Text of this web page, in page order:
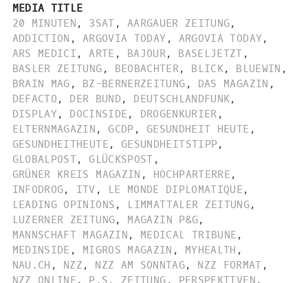
MEDIA TITLE
20 MINUTEN , 3SAT , AARGAUER ZEITUNG,
ADDICTION , ARGOVIA TODAY , ARGOVIA TODAY,
ARS MEDICI , ARTE , BAJOUR, BASELJETZT ,
BASLER ZEITUNG , BEOBACHTER, BLICK, BLUEWIN ,
BRAIN MAG , BZ-BERNERZEITUNG , DAS MAGAZIN ,
DEFACTO , DER BUND , DEUTSCHLANDFUNK,
DISPLAY, DOCINSIDE , DROGENKURIER ,
ELTERNMAGAZIN , GCDP , GESUNDHEIT HEUTE ,
GESUNDHEITHEUTE , GESUNDHEITSTIPP,
GLOBALPOST, GLÜCKSPOST ,
GRÜNER KREIS MAGAZIN , HOCHPARTERRE ,
INFODROG, ITV , LE MONDE DIPLOMATIQUE ,
LEADING OPINIONS , LIMMATTALER ZEITUNG,
LUZERNER ZEITUNG, MAGAZIN P&G,
MANNSCHAFT MAGAZIN , MEDICAL TRIBUNE ,
MEDINSIDE , MIGROS MAGAZIN , MYHEALTH ,
NAU.CH , NZZ , NZZ AM SONNTAG, NZZ FORMAT ,
NZZ ONLINE , P.S. ZEITUNG , PERSPEKTIVEN ,